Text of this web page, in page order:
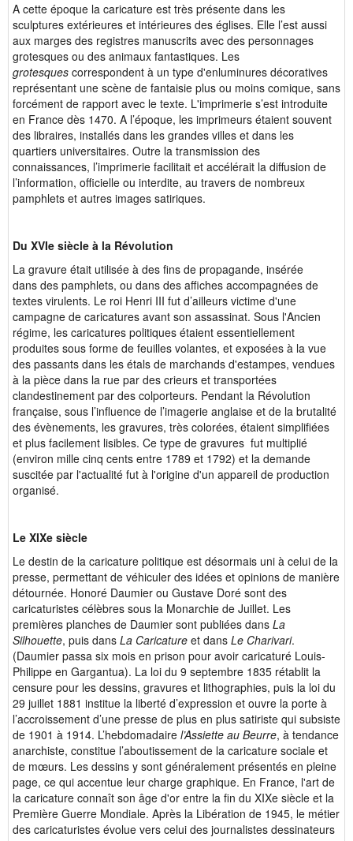
A cette époque la caricature est très présente dans les
sculptures extérieures et intérieures des églises. Elle l’est aussi
aux marges des registres manuscrits avec des personnages
grotesques ou des animaux fantastiques. Les
grotesques correspondent à un type d'enluminures décoratives
représentant une scène de fantaisie plus ou moins comique, sans
forcément de rapport avec le texte. L'imprimerie s’est introduite
en France dès 1470. A l’époque, les imprimeurs étaient souvent
des libraires, installés dans les grandes villes et dans les
quartiers universitaires. Outre la transmission des
connaissances, l’imprimerie facilitait et accélérait la diffusion de
l’information, officielle ou interdite, au travers de nombreux
pamphlets et autres images satiriques.
Du XVIe siècle à la Révolution
La gravure était utilisée à des fins de propagande, insérée
dans des pamphlets, ou dans des affiches accompagnées de
textes virulents. Le roi Henri III fut d’ailleurs victime d'une
campagne de caricatures avant son assassinat. Sous l'Ancien
régime, les caricatures politiques étaient essentiellement
produites sous forme de feuilles volantes, et exposées à la vue
des passants dans les étals de marchands d'estampes, vendues
à la pièce dans la rue par des crieurs et transportées
clandestinement par des colporteurs. Pendant la Révolution
française, sous l’influence de l’imagerie anglaise et de la brutalité
des évènements, les gravures, très colorées, étaient simplifiées
et plus facilement lisibles. Ce type de gravures fut multiplié
(environ mille cinq cents entre 1789 et 1792) et la demande
suscitée par l'actualité fut à l'origine d'un appareil de production
organisé.
Le XIXe siècle
Le destin de la caricature politique est désormais uni à celui de la
presse, permettant de véhiculer des idées et opinions de manière
détournée. Honoré Daumier ou Gustave Doré sont des
caricaturistes célèbres sous la Monarchie de Juillet. Les
premières planches de Daumier sont publiées dans La
Silhouette, puis dans La Caricature et dans Le Charivari.
(Daumier passa six mois en prison pour avoir caricaturé Louis-
Philippe en Gargantua). La loi du 9 septembre 1835 rétablit la
censure pour les dessins, gravures et lithographies, puis la loi du
29 juillet 1881 institue la liberté d’expression et ouvre la porte à
l’accroissement d’une presse de plus en plus satiriste qui subsiste
de 1901 à 1914. L’hebdomadaire l’Assiette au Beurre, à tendance
anarchiste, constitue l’aboutissement de la caricature sociale et
de mœurs. Les dessins y sont généralement présentés en pleine
page, ce qui accentue leur charge graphique. En France, l'art de
la caricature connaît son âge d'or entre la fin du XIXe siècle et la
Première Guerre Mondiale. Après la Libération de 1945, le métier
des caricaturistes évolue vers celui des journalistes dessinateurs